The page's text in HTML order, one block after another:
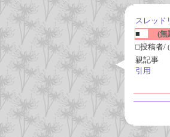
スレッド
■
(無
□投稿者/
親記事
引用